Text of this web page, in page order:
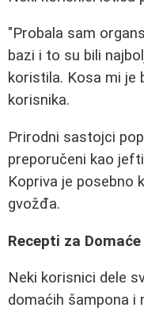
"Probala sam
bazi i to su bili
koristila. Kosa mi je
korisnika.
Prirodni sastojci
preporučeni kao
Kopriva je posebno
gvožđa.
Recepti za
Neki korisnici dele
domaćih šampona i